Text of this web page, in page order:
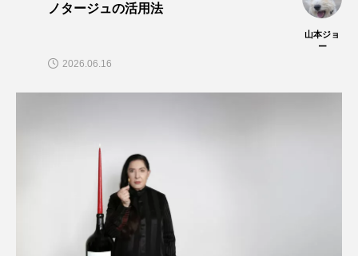
ノタージュの活用法
山本ジョ
ー
2026.06.16